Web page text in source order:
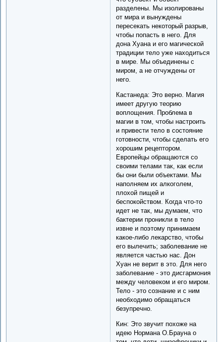
разделены. Мы изолированы
от мира и вынуждены
пересекать некоторый разрыв,
чтобы попасть в него. Для
дона Хуана и его магической
традиции тело уже находиться
в мире. Мы объединены с
миром, а не отчуждены от
него.
Кастанеда: Это верно. Магия
имеет другую теорию
воплощения. Проблема в
магии в том, чтобы настроить
и привести тело в состояние
готовности, чтобы сделать его
хорошим рецептором.
Европейцы обращаются со
своими телами так, как если
бы они были объектами. Мы
наполняем их алкоголем,
плохой пищей и
беспокойством. Когда что-то
идет не так, мы думаем, что
бактерии проникли в тело
извне и поэтому принимаем
какое-либо лекарство, чтобы
его вылечить; заболевание не
является частью нас. Дон
Хуан не верит в это. Для него
заболевание - это дисгармония
между человеком и его миром.
Тело - это сознание и с ним
необходимо обращаться
безупречно.
Кин: Это звучит похоже на
идею Нормана О.Брауна о